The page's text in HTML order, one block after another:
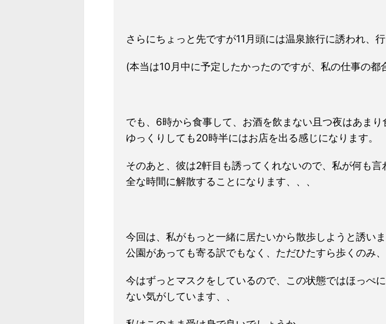
さらにちょっと先ですが11月頭には温泉旅行に誘われ、
(本当は10月中に予定したかったのですが、私の仕事の都
でも、6時から食事して、お酒を飲まない且つ夜はあまり
ゆっくりしても20時半にはお店を出る感じになります。
そのあと、彼は2軒目も誘ってくれないので、私が何も言
全な時間に解散することになります、、、
今回は、私がもっと一緒に居たいから散歩しようと誘い
公園があっても寄る訳でもなく、ただひたすら歩くのみ、
今はずっとマスクをしているので、この状態ではほっぺ
ない気がしています、、